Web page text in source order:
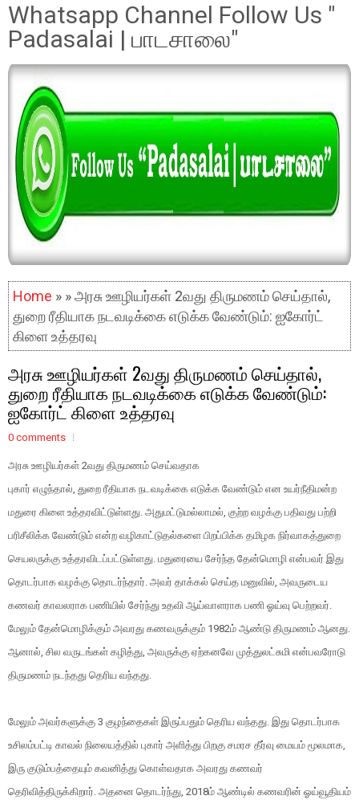
Whatsapp Channel Follow Us "
Padasalai | பாடசாலை"
Home » » அரசு ஊழியர்கள் 2வது திருமணம் செய்தால்,
துறை ரீதியாக நடவடிக்கை எடுக்க வேண்டும்: ஐகோர்ட்
கிளை உத்தரவு
அரசு ஊழியர்கள் 2வது திருமணம் செய்தால்,
துறை ரீதியாக நடவடிக்கை எடுக்க வேண்டும்:
ஐகோர்ட் கிளை உத்தரவு
0 comments
அரசு ஊழியர்கள் 2வது திருமணம் செய்வதாக
புகார் எழுந்தால், துறை ரீதியாக நடவடிக்கை எடுக்க வேண்டும் என உயர்நீதிமன்ற
மதுரை கிளை உத்தரவிட்டுள்ளது. அதுமட்டுமல்லாமல், குற்ற வழக்கு பதிவது பற்றி
பரிசீலிக்க வேண்டும் என்ற வழிகாட்டுதல்களை பிறப்பிக்க தமிழக நிர்வாகத்துறை
செயலருக்கு உத்தரவிடப்பட்டுள்ளது. மதுரையை சேர்ந்த தேன்மொழி என்பவர் இது
தொடர்பாக வழக்கு தொடர்ந்தார். அவர் தாக்கல் செய்த மனுவில், அவருடைய
கணவர் காவலராக பணியில் சேர்ந்து உதவி ஆய்வாளராக பணி ஓய்வு பெற்றவர்.
மேலும் தேன்மொழிக்கும் அவரது கணவருக்கும் 1982ம் ஆண்டு திருமணம் ஆனது.
ஆனால், சில வருடங்கள் கழித்து, அவருக்கு ஏற்கனவே முத்துலட்சுமி என்பவரோடு
திருமணம் நடந்தது தெரிய வந்தது.
மேலும் அவர்களுக்கு 3 குழந்தைகள் இருப்பதும் தெரிய வந்தது. இது தொடர்பாக
உசிலம்பட்டி காவல் நிலையத்தில் புகார் அளித்து பிறகு சமரச தீர்வு மையம் மூலமாக,
இரு குடும்பத்தையும் கவனித்து கொள்வதாக அவரது கணவர்
தெரிவித்திருக்கிறார். அதனை தொடர்ந்து, 2018ம் ஆண்டில் கணவரின் ஓய்வூதியம்